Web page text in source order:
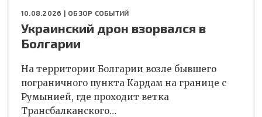
10.08.2026 | ОБЗОР СОБЫТИЙ
Украинский дрон взорвался в
Болгарии
На территории Болгарии возле бывшего
пограничного пункта Кардам на границе с
Румынией, где проходит ветка
Трансбалканского…